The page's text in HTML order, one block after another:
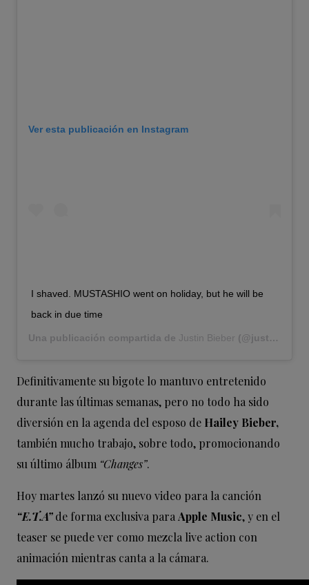
Ver esta publicación en Instagram
I shaved. MUSTASHIO went on holiday, but he will be
back in due time
Una publicación compartida de Justin Bieber (@justinbieber) el
Definitivamente su bigote lo mantuvo entretenido
durante las últimas semanas, pero no todo ha sido
diversión en la agenda del esposo de Hailey Bieber,
también mucho trabajo, sobre todo, promocionando
su último álbum “Changes”.
Hoy martes lanzó su nuevo video para la canción
“E.T.A”de forma exclusiva para Apple Music, y en el
teaser se puede ver como mezcla live action con
animación mientras canta a la cámara.